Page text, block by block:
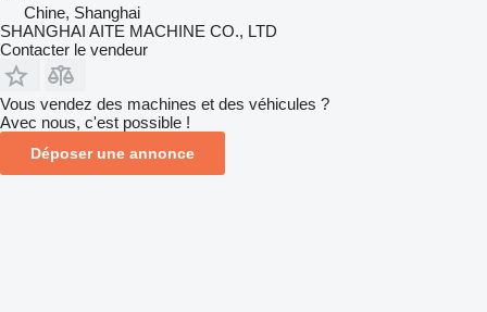
Chine, Shanghai
SHANGHAI AITE MACHINE CO., LTD
Contacter le vendeur
Vous vendez des machines et des véhicules ?
Avec nous, c'est possible !
Déposer une annonce